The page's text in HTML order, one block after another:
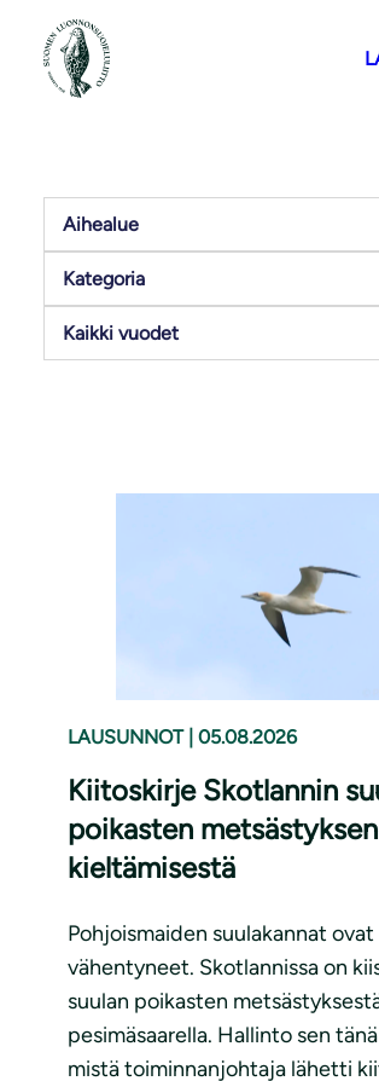
LAUSUNNOT 05.08.2026
Kiitoskirje Skotlannin
poikasten metsästyksen
kieltämisestä
Pohjoismaiden suulakannat ovat
vähentyneet. Skotlannissa on
suulan poikasten
pesimäsaarella. Hallinto sen
mistä toiminnanjohtaja lähetti